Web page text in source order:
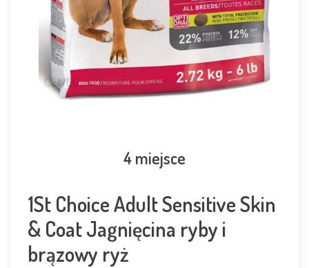
4 miejsce
1St Choice Adult Sensitive Skin
& Coat Jagnięcina ryby i
brązowy ryż